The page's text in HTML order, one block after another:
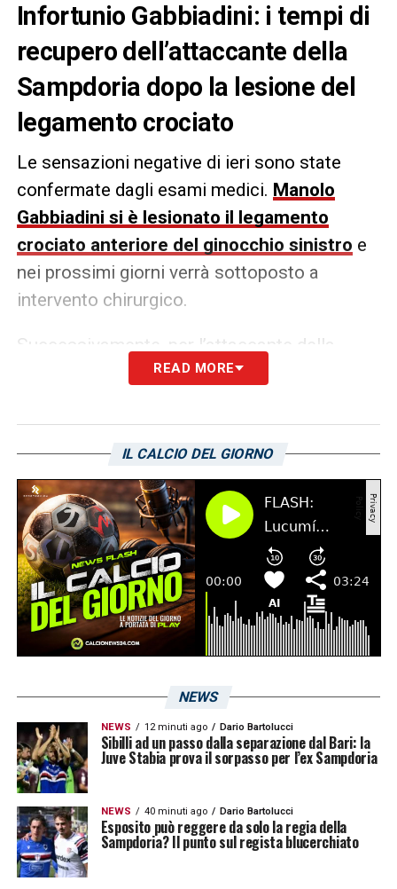
Infortunio Gabbiadini: i tempi di
recupero dell’attaccante della
Sampdoria dopo la lesione del
legamento crociato
Le sensazioni negative di ieri sono state
confermate dagli esami medici. Manolo
Gabbiadini si è lesionato il legamento
crociato anteriore del ginocchio sinistro e
nei prossimi giorni verrà sottoposto a
intervento chirurgico.
Successivamente, per l’attaccante della
inizierà un periodo di
circa sei mesi. Come appreso dalla
redazione di sampnews24.com, il ritorno di
Gabbiadini è previsto dopo luglio.
LA PLAYLIST DELLE NOSTRE TOP NEWS
READ MORE
IL CALCIO DEL GIORNO
NEWS
NEWS 12 minuti ago Dario Bartolucci
Sibilli ad un passo dalla separazione dal Bari: la
Juve Stabia prova il sorpasso per l’ex Sampdoria
NEWS 40 minuti ago Dario Bartolucci
Esposito può reggere da solo la regia della
Sampdoria? Il punto sul regista blucerchiato